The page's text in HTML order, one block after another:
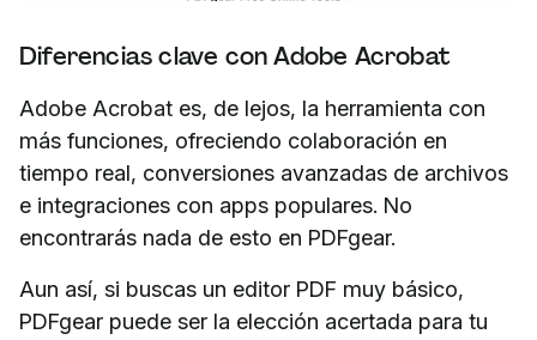
Diferencias clave con Adobe Acrobat
Adobe Acrobat es, de lejos, la herramienta con
más funciones, ofreciendo colaboración en
tiempo real, conversiones avanzadas de archivos
e integraciones con apps populares. No
encontrarás nada de esto en PDFgear.
Aun así, si buscas un editor PDF muy básico,
PDFgear puede ser la elección acertada para tu